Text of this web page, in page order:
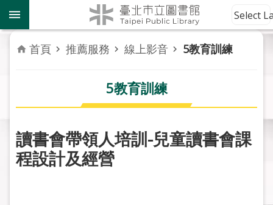
跳到主要內容區塊
到
館
資
訊
者
務
活
Select
首頁 推薦服務 線上影音 5教育訓練
5教育訓練
讀書會帶領人培訓-兒童讀書會課
程設計及經營